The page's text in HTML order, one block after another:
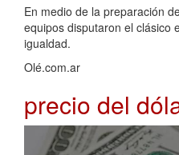
En medio de la preparación
equipos disputaron el clásico
igualdad.
Olé.com.ar
precio del